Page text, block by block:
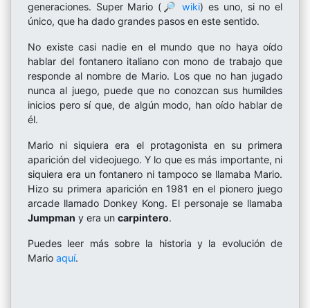
generaciones. Super Mario ( 🔎 wiki) es uno, si no el
único, que ha dado grandes pasos en este sentido.
No existe casi nadie en el mundo que no haya oído
hablar del fontanero italiano con mono de trabajo que
responde al nombre de Mario. Los que no han jugado
nunca al juego, puede que no conozcan sus humildes
inicios pero sí que, de algún modo, han oído hablar de
él.
Mario ni siquiera era el protagonista en su primera
aparición del videojuego. Y lo que es más importante, ni
siquiera era un fontanero ni tampoco se llamaba Mario.
Hizo su primera aparición en 1981 en el pionero juego
arcade llamado Donkey Kong. El personaje se llamaba
Jumpman y era un carpintero.
Puedes leer más sobre la historia y la evolución de
Mario aquí.